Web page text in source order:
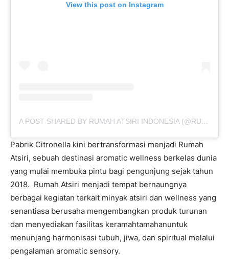
View this post on Instagram
A POST SHARED BY RUMAH ATSIRI INDONESIA (@RUMAHATSIRI)
Pabrik Citronella kini bertransformasi menjadi Rumah
Atsiri, sebuah destinasi aromatic wellness berkelas dunia
yang mulai membuka pintu bagi pengunjung sejak tahun
2018. Rumah Atsiri menjadi tempat bernaungnya
berbagai kegiatan terkait minyak atsiri dan wellness yang
senantiasa berusaha mengembangkan produk turunan
dan menyediakan fasilitas keramahtamahanuntuk
menunjang harmonisasi tubuh, jiwa, dan spiritual melalui
pengalaman aromatic sensory.